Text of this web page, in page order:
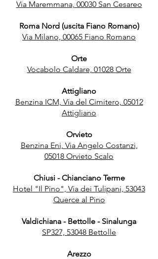
Via Maremmana, 00030 San Cesareo
Roma Nord (uscita Fiano Romano)
Via Milano, 00065 Fiano Romano
Orte
Vocabolo Caldare, 01028 Orte
Attigliano
Benzina ICM, Via del Cimitero, 05012
Attigliano
Orvieto
Benzina Eni, Via Angelo Costanzi,
05018 Orvieto Scalo
Chiusi - Chianciano Terme
Hotel "Il Pino", Via dei Tulipani, 53043
Querce al Pino
Valdichiana - Bettolle - Sinalunga
SP327, 53048 Bettolle
Arezzo